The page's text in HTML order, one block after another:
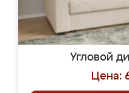
Угловой
Цена: